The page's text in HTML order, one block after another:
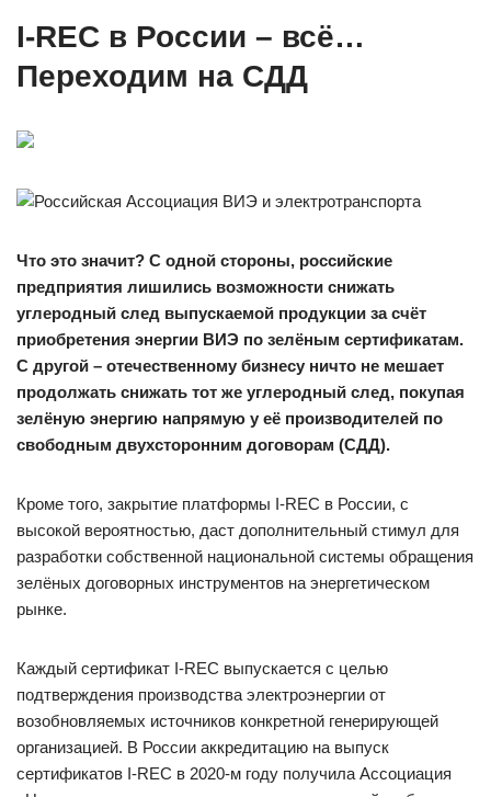
I-REC в России – всё…
Переходим на СДД
Что это значит? С одной стороны, российские
предприятия лишились возможности снижать
углеродный след выпускаемой продукции за счёт
приобретения энергии ВИЭ по зелёным сертификатам.
С другой – отечественному бизнесу ничто не мешает
продолжать снижать тот же углеродный след, покупая
зелёную энергию напрямую у её производителей по
свободным двухсторонним договорам (СДД).
Кроме того, закрытие платформы I-REC в России, с
высокой вероятностью, даст дополнительный стимул для
разработки собственной национальной системы обращения
зелёных договорных инструментов на энергетическом
рынке.
Каждый сертификат I-REC выпускается с целью
подтверждения производства электроэнергии от
возобновляемых источников конкретной генерирующей
организацией. В России аккредитацию на выпуск
сертификатов I-REC в 2020-м году получила Ассоциация